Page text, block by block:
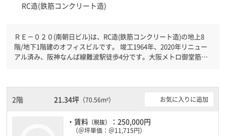
RC造(鉄筋コンクリート造)
ＲＥ－０２０(南朝日ビル)は、RC造(鉄筋コンクリート造)の地上8
階/地下1階建のオフィスビルです。 竣工1964年、2020年リニュー
アル済み、阪神なんば線難波駅徒歩4分です。大阪メトロ御堂筋線
になりますので自由に出入りが出来ます。
2階 21.34坪（70.56m²） お気に入りに追加
・賃料 （税抜） ：250,000円
（＠坪単価：＠11,715円）